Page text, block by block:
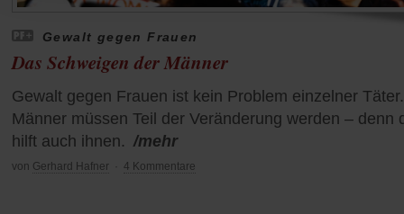
Gewalt gegen Frauen
Das Schweigen der Männer
Gewalt gegen Frauen ist kein Problem einzelner Täter.
Männer müssen Teil der Veränderung werden – denn
hilft auch ihnen. /mehr
von Gerhard Hafner 4 Kommentare